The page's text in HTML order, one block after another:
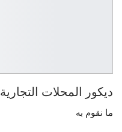
ديكور المحلات التجارية
ما نقوم به